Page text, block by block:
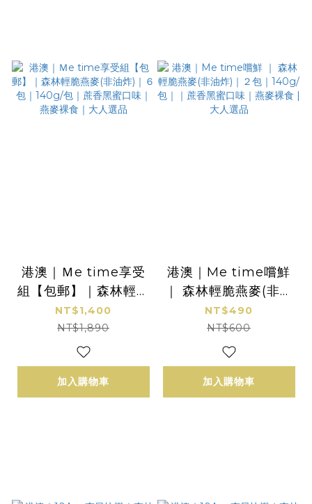
港澳｜Ｍe time享受
組【包郵】｜森林輕脆
燕麥(非油炸)｜６包｜
140g/包｜蔗香黑蜜口
味｜燕麥裸食｜大人選
品
NT$1,400
NT$1,890
加入購物車
港澳｜Me time嚐鮮
｜ 森林輕脆燕麥(非油
炸)｜２包｜140g/包
｜｜蔗香黑蜜口味｜燕
麥裸食 | 大人選品
NT$490
NT$600
加入購物車